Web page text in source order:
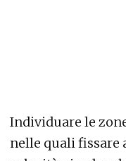
Individuare le
nelle quali fissare